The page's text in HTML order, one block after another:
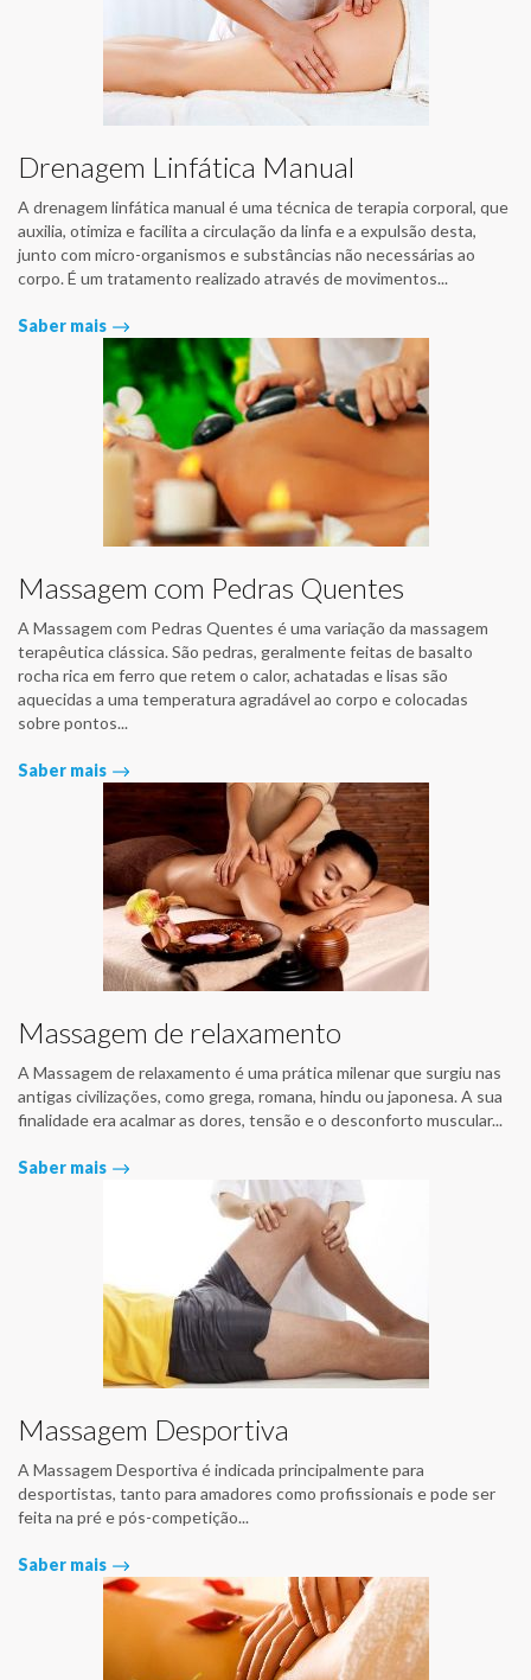
Drenagem Linfática Manual
A drenagem linfática manual é uma técnica de terapia corporal, que
auxilia, otimiza e facilita a circulação da linfa e a expulsão desta,
junto com micro-organismos e substâncias não necessárias ao
corpo. É um tratamento realizado através de movimentos...
Saber mais
Massagem com Pedras Quentes
A Massagem com Pedras Quentes é uma variação da massagem
terapêutica clássica. São pedras, geralmente feitas de basalto
rocha rica em ferro que retem o calor, achatadas e lisas são
aquecidas a uma temperatura agradável ao corpo e colocadas
sobre pontos...
Saber mais
Massagem de relaxamento
A Massagem de relaxamento é uma prática milenar que surgiu nas
antigas civilizações, como grega, romana, hindu ou japonesa. A sua
finalidade era acalmar as dores, tensão e o desconforto muscular...
Saber mais
Massagem Desportiva
A Massagem Desportiva é indicada principalmente para
desportistas, tanto para amadores como profissionais e pode ser
feita na pré e pós-competição...
Saber mais